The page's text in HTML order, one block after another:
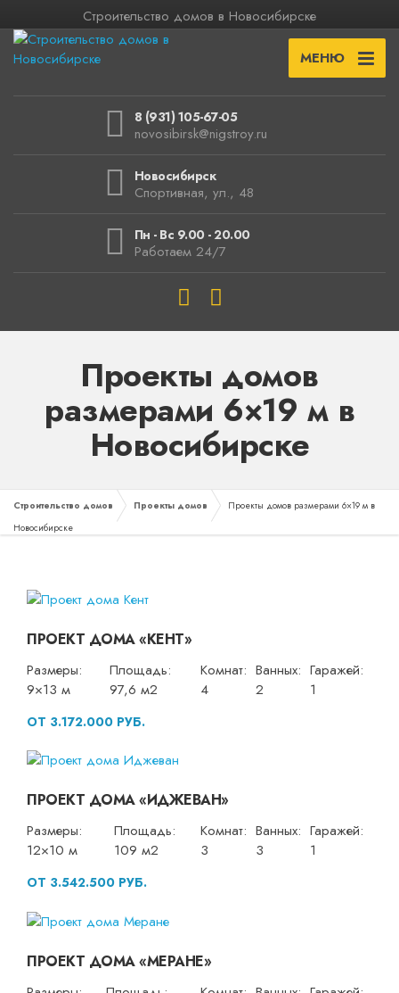
Строительство домов в Новосибирске
МЕНЮ
8 (931) 105-67-05
novosibirsk@nigstroy.ru
Новосибирск
Спортивная, ул., 48
Пн - Вс 9.00 - 20.00
Работаем 24/7
Проекты домов
размерами 6×19 м в
Новосибирске
Строительство домов Проекты домов
Проекты домов размерами 6×19 м в
Новосибирске
ПРОЕКТ ДОМА «КЕНТ»
Размеры:
9×13 м
Площадь:
97,6 м2
Комнат:
4
Ванных:
2
Гаражей:
1
ОТ 3.172.000 РУБ.
ПРОЕКТ ДОМА «ИДЖЕВАН»
Размеры:
12×10 м
Площадь:
109 м2
Комнат:
3
Ванных:
3
Гаражей:
1
ОТ 3.542.500 РУБ.
ПРОЕКТ ДОМА «МЕРАНЕ»